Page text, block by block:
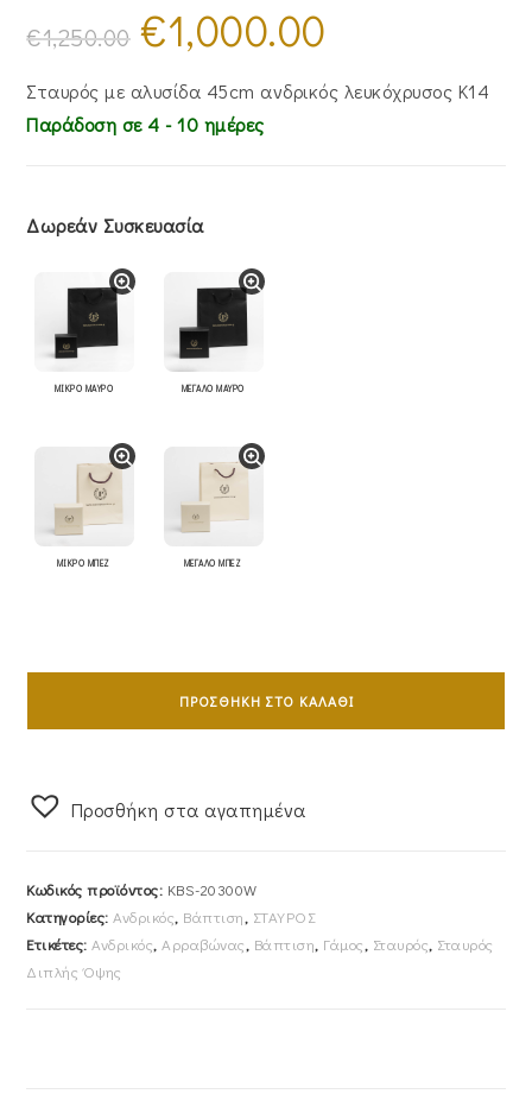
€1,250.00
Original
price
was:
€1,000.00
€1,000.00.
Σταυρός με αλυσίδα 45cm ανδρικός λευκόχρυσος Κ14
Παράδοση σε 4 - 10 ημέρες
Δωρεάν Συσκευασία
ΜΙΚΡΟ ΜΑΥΡΟ ΜΕΓΑΛΟ ΜΑΥΡΟ
ΜΙΚΡΟ ΜΠΕΖ ΜΕΓΑΛΟ ΜΠΕΖ
Σταυρός
Όψης
45cm
KBS-
20300W
ΠΡΟΣΘΉΚΗ ΣΤΟ ΚΑΛΆΘΙ
Προσθήκη στα αγαπημένα
Κωδικός προϊόντος: KBS-20300W
Κατηγορίες: Ανδρικός, Βάπτιση, ΣΤΑΥΡΟΣ
Ετικέτες: Ανδρικός, Αρραβώνας, Βάπτιση, Γάμος, Σταυρός, Σταυρός
Διπλής Όψης